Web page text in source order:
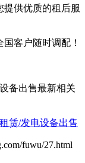
提供优质的租后服
客户随时调配！
备出售最新相关
赁/发电设备出售
fuwu/27.html